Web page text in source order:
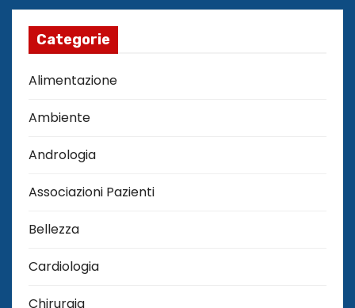
Categorie
Alimentazione
Ambiente
Andrologia
Associazioni Pazienti
Bellezza
Cardiologia
Chirurgia